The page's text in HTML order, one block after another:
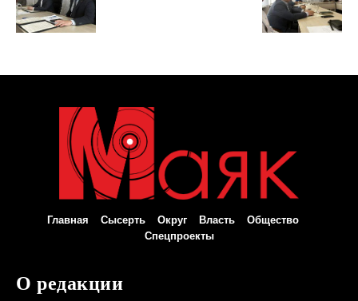
Главная Сысерть Округ Власть
Общество
Спецпроекты
О редакции